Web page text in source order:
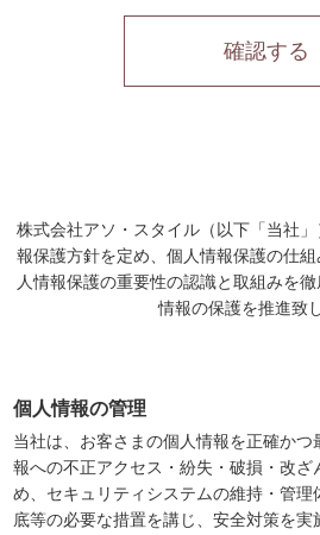
確認する
株式会社アソ・スタイル（以下「当社
報保護方針を定め、個人情報保護の仕
人情報保護の重要性の認識と取組みを
情報の保護を推進致
個人情報の管理
当社は、お客さまの個人情報を正確か
報への不正アクセス・紛失・破損・改ざ
め、セキュリティシステムの維持・管
底等の必要な措置を講じ、安全対策を